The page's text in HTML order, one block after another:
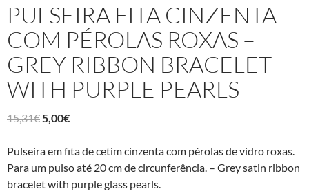
PULSEIRA FITA CINZENTA
COM PÉROLAS ROXAS –
GREY RIBBON BRACELET
WITH PURPLE PEARLS
15,31€ Original
was:
15,31€.
5,00€Current
is:
5,00€.
Pulseira em fita de cetim cinzenta com pérolas de vidro roxas.
Para um pulso até 20 cm de circunferência. – Grey satin ribbon
bracelet with purple glass pearls.